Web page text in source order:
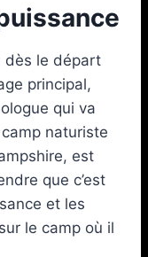
dès le départ
principal,
qui va
naturiste
est
que c’est
et les
le camp où il